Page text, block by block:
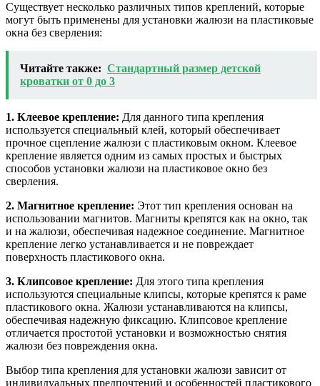
Существует несколько различных типов креплений, которые
могут быть применены для установки жалюзи на пластиковые
окна без сверления:
Читайте также: Стандартный размер детской
кроватки от 0 до 3
1. Клеевое крепление: Для данного типа крепления
используется специальный клей, который обеспечивает
прочное сцепление жалюзи с пластиковым окном. Клеевое
крепление является одним из самых простых и быстрых
способов установки жалюзи на пластиковое окно без
сверления.
2. Магнитное крепление: Этот тип крепления основан на
использовании магнитов. Магниты крепятся как на окно, так
и на жалюзи, обеспечивая надежное соединение. Магнитное
крепление легко устанавливается и не повреждает
поверхность пластикового окна.
3. Клипсовое крепление: Для этого типа крепления
используются специальные клипсы, которые крепятся к раме
пластикового окна. Жалюзи устанавливаются на клипсы,
обеспечивая надежную фиксацию. Клипсовое крепление
отличается простотой установки и возможностью снятия
жалюзи без повреждения окна.
Выбор типа крепления для установки жалюзи зависит от
индивидуальных предпочтений и особенностей пластикового